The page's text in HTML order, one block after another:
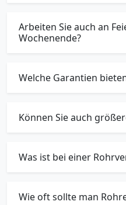
Arbeiten Sie auch an
Wochenende?
Welche Garantien
Können Sie auch
Was ist bei einer
Wie oft sollte man